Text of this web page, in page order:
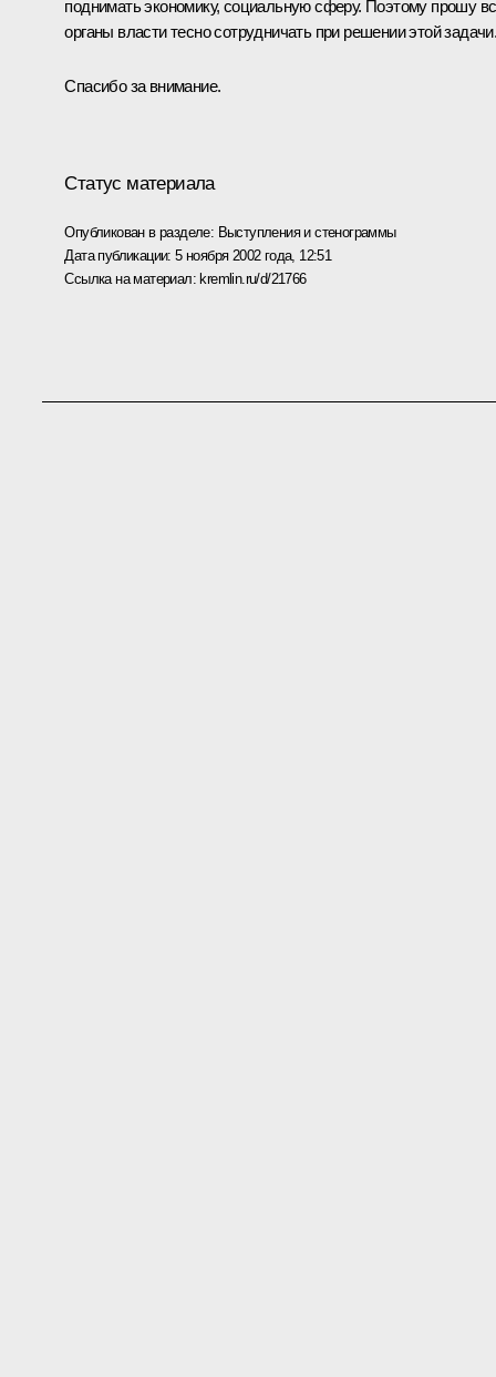
поднимать экономику, социальную сферу. Поэтому прошу
органы власти тесно сотрудничать при решении этой
Спасибо за внимание.
Статус материала
Опубликован в разделе: Выступления и стенограммы
Дата публикации:5 ноября 2002 года, 12:51
Ссылка на материал:kremlin.ru/d/21766